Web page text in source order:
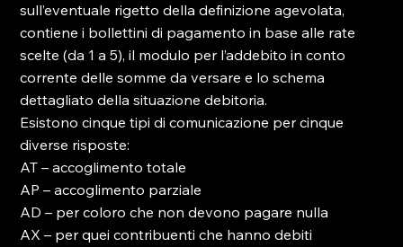
sull’eventuale rigetto della definizione agevolata,
contiene i bollettini di pagamento in base alle rate
scelte (da 1 a 5), il modulo per l’addebito in conto
corrente delle somme da versare e lo schema
dettagliato della situazione debitoria.
Esistono cinque tipi di comunicazione per cinque
diverse risposte:
AT – accoglimento totale
AP – accoglimento parziale
AD – per coloro che non devono pagare nulla
AX – per quei contribuenti che hanno debiti